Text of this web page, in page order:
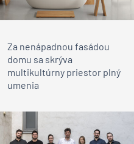
Za nenápadnou fasádou
domu sa skrýva
multikultúrny priestor plný
umenia